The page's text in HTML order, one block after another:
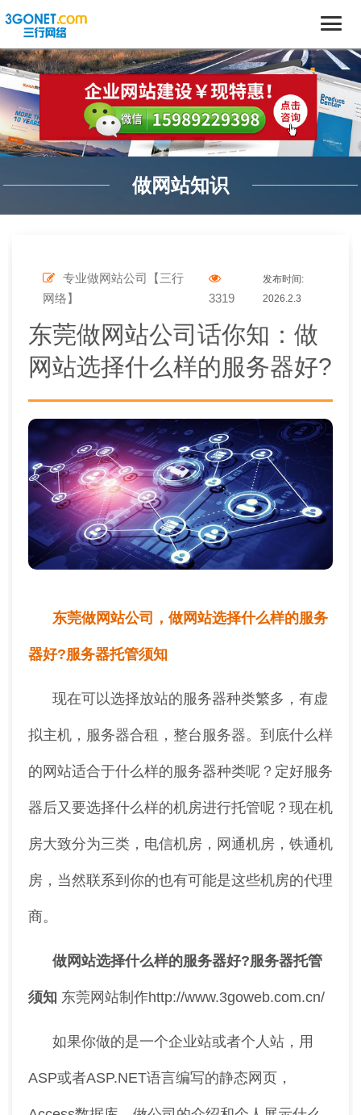
做网站知识
专业做网站公司【三行
网络】
3319
发布时间:
2026.2.3
东莞做网站公司话你知：做
网站选择什么样的服务器好?
东莞做网站公司， 做网站选择什么样的服务
器好?服务器托管须知
现在可以选择放站的服务器种类繁多，有虚
拟主机，服务器合租，整台服务器。到底什么样
的网站适合于什么样的服务器种类呢？定好服务
器后又要选择什么样的机房进行托管呢？现在机
房大致分为三类，电信机房，网通机房，铁通机
房，当然联系到你的也有可能是这些机房的代理
商。
做网站选择什么样的服务器好?服务器托管
须知 东莞网站制作http://www.3goweb.com.cn/
如果你做的是一个企业站或者个人站，用
ASP或者ASP.NET语言编写的静态网页，